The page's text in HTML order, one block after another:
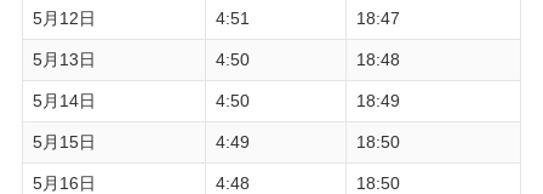
5月12日 4:51 18:47
5月13日 4:50 18:48
5月14日 4:50 18:49
5月15日 4:49 18:50
5月16日 4:48 18:50